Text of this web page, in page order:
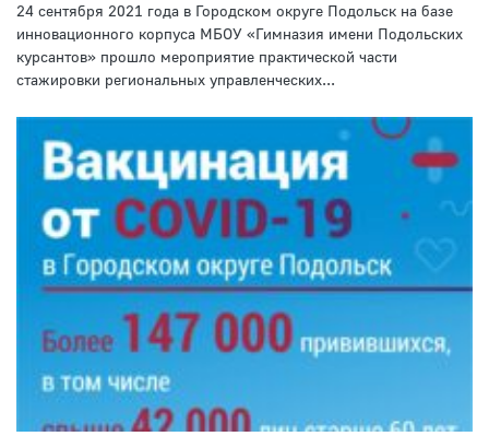
24 сентября 2021 года в Городском округе Подольск на базе
инновационного корпуса МБОУ «Гимназия имени Подольских
курсантов» прошло мероприятие практической части
стажировки региональных управленческих...